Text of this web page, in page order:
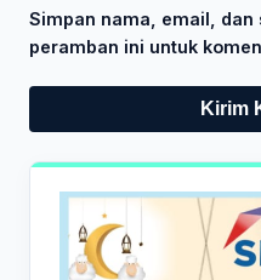
Simpan nama, email, dan
peramban ini untuk